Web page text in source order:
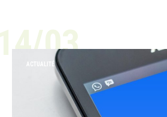
03
ACTUALITÉ